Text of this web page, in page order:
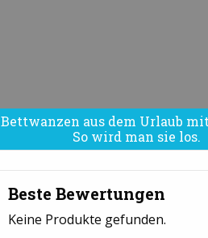
Bettwanzen aus dem Urlaub
So wird man sie los.
Bettwanzen sind eine Plage
Beste Bewertungen
Keine Produkte gefunden.